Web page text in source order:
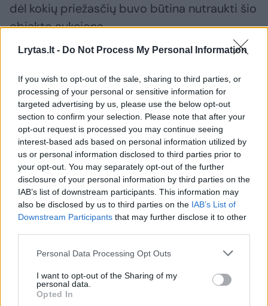
Lrytas.lt - Do Not Process My Personal Information
If you wish to opt-out of the sale, sharing to third parties, or
processing of your personal or sensitive information for
targeted advertising by us, please use the below opt-out
section to confirm your selection. Please note that after your
opt-out request is processed you may continue seeing
interest-based ads based on personal information utilized by
us or personal information disclosed to third parties prior to
your opt-out. You may separately opt-out of the further
disclosure of your personal information by third parties on the
IAB’s list of downstream participants. This information may
also be disclosed by us to third parties on the IAB’s List of
Downstream Participants that may further disclose it to other
Personal Data Processing Opt Outs
I want to opt-out of the Sharing of my
personal data.
Opted In
dėl kokių priežasčių buvo būtina nutraukti šio
objekto aukcioną.
išaiškinimas ir formuojama praktika gali
ydingai pasireikšti ateityje. Anot jų, dabar
parduodant pajūrio juostos ar draustinio
teritorijoje esantį objektą aukcionas bet kada
gali būti nutrauktas, jei organizatoriui neįtiks
jo laimėtojas arba pasiūlymas pasirodys per
menkas.